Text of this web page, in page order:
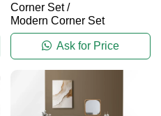
Corner Set/
Modern Corner Set
Ask for Price